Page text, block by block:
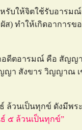
บให้จิตใช้รับอารม
ส) ทำให้เกิดอาการ
ตอารมณ์ คือ สัญญา
ญา สังขาร วิญญาณ
ล้วนเป็นทุกข์ ดังมีพร
๕ ล้วนเป็นทุกข์”